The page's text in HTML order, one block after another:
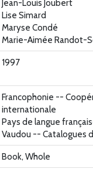
Jean-Louis Joubert
Lise Simard
Maryse Condé
Marie-Aimée Randot-
1997
Francophonie --
internationale
Pays de langue
Vaudou -- Catalogues
Book, Whole